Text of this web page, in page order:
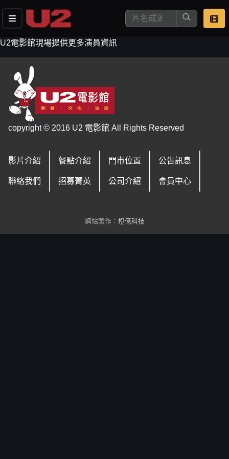
去敲定看片時間
U2電影館現場提供更多演員資訊
copyright © 2016 U2 電影館 All Rights Reserved
影片介紹 餐點介紹 門市位置 公告訊息
聯絡我們 招募菁英 公司介紹 會員中心
網站製作： 橙億科技